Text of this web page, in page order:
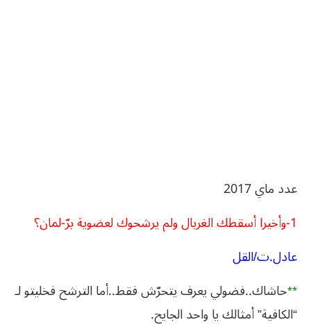
عدد ماي 2017
1-وأخيرا أسقطك الغربال ولم يرشحوك لعضوية برّ-لمان؟
عادل.ت/القل
**حاشاك..فضولي يعرف يتحرّش فقط..أما الترشح فخليتو لـ
“الكافية” أمثالك يا واحد الجايح.